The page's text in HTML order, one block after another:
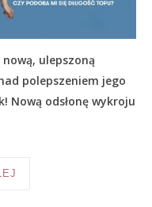
ulepszoną
polepszeniem jego
Nową odsłonę wykroju